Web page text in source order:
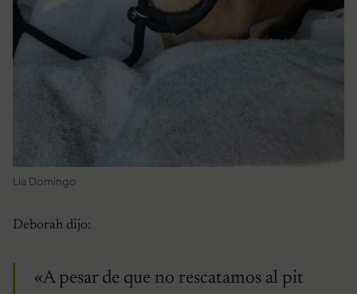
Lia Domingo
Deborah dijo:
«A pesar de que no rescatamos al pit